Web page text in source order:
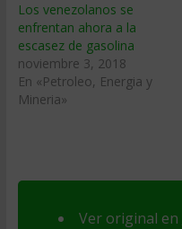
Los venezolanos se
enfrentan ahora a la
escasez de gasolina
noviembre 3, 2018
En «Petroleo, Energia y
Mineria»
Ver original en